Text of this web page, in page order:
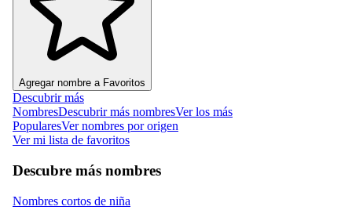
Agregar nombre a Favoritos
Descubrir más
NombresDescubrir más nombresVer los más
PopularesVer nombres por origen
Ver mi lista de favoritos
Descubre más nombres
Nombres cortos de niña